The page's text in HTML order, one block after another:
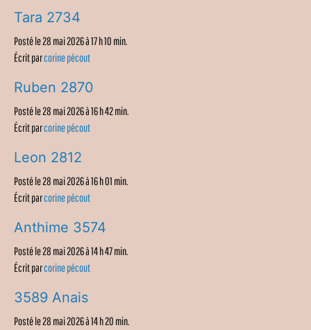
Tara 2734
Posté le 28 mai 2026 à 17 h 10 min.
Écrit parcorine pécout
Ruben 2870
Posté le 28 mai 2026 à 16 h 42 min.
Écrit parcorine pécout
Leon 2812
Posté le 28 mai 2026 à 16 h 01 min.
Écrit parcorine pécout
Anthime 3574
Posté le 28 mai 2026 à 14 h 47 min.
Écrit parcorine pécout
3589 Anais
Posté le 28 mai 2026 à 14 h 20 min.